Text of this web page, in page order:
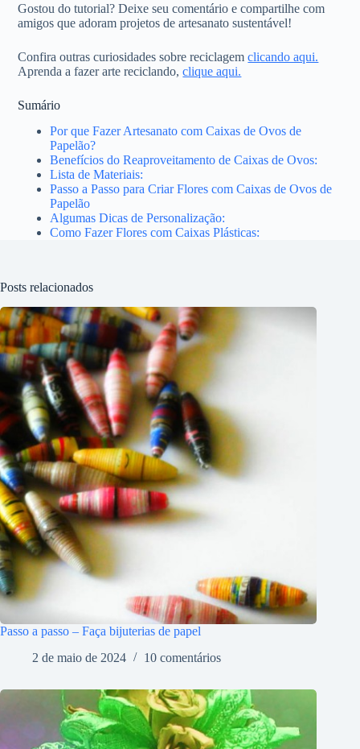
Gostou do tutorial? Deixe seu comentário e compartilhe com
amigos que adoram projetos de artesanato sustentável!
Confira outras curiosidades sobre reciclagemclicando aqui.
Aprenda a fazer arte reciclando,clique aqui.
Sumário
Por que Fazer Artesanato com Caixas de Ovos de
Papelão?
Benefícios do Reaproveitamento de Caixas de Ovos:
Lista de Materiais:
Passo a Passo para Criar Flores com Caixas de Ovos de
Papelão
Algumas Dicas de Personalização:
Como Fazer Flores com Caixas Plásticas:
Posts relacionados
Passo a passo – Faça bijuterias de papel
2 de maio de 2024
10 comentários